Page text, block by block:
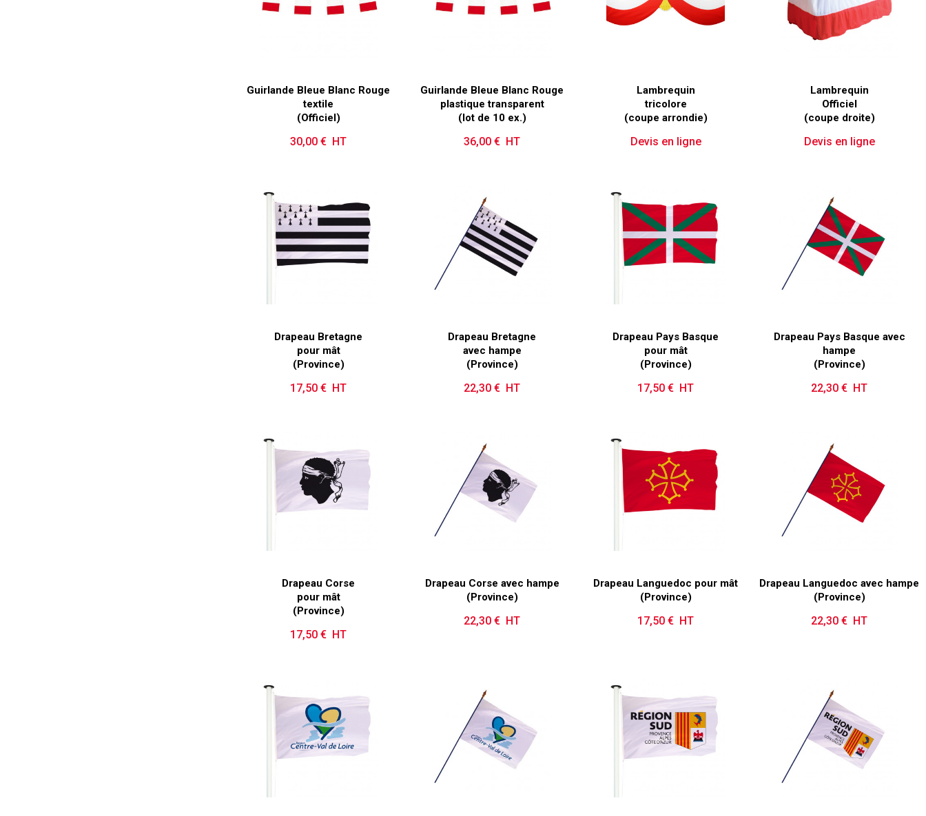
Guirlande Bleue Blanc Rouge
textile
(Officiel)
Prix
30,00 € HT
Guirlande Bleue Blanc Rouge
plastique transparent
(lot de 10 ex.)
Prix
36,00 € HT
Lambrequin
tricolore
(coupe arrondie)
Devis en ligne
Lambrequin
Officiel
(coupe droite)
Devis en ligne
Drapeau Bretagne
pour mât
(Province)
Prix
17,50 € HT
Drapeau Bretagne
avec hampe
(Province)
Prix
22,30 € HT
Drapeau Pays Basque
pour mât
(Province)
Prix
17,50 € HT
Drapeau Pays Basque avec
hampe
(Province)
Prix
22,30 € HT
Drapeau Corse
pour mât
(Province)
Prix
17,50 € HT
Drapeau Corse avec hampe
(Province)
Prix
22,30 € HT
Drapeau Languedoc pour mât
(Province)
Prix
17,50 € HT
Drapeau Languedoc avec hampe
(Province)
Prix
22,30 € HT